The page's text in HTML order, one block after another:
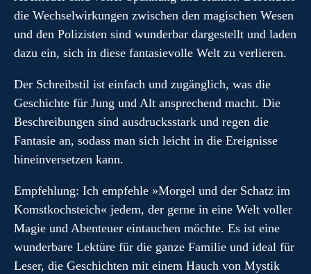
die Wechselwirkungen zwischen den magischen Wesen
und den Polizisten sind wunderbar dargestellt und laden
dazu ein, sich in diese fantasievolle Welt zu verlieren.
Der Schreibstil ist einfach und zugänglich, was die
Geschichte für Jung und Alt ansprechend macht. Die
Beschreibungen sind ausdrucksstark und regen die
Fantasie an, sodass man sich leicht in die Ereignisse
hineinversetzen kann.
Empfehlung: Ich empfehle »Morgel und der Schatz im
Komstkochsteich« jedem, der gerne in eine Welt voller
Magie und Abenteuer eintauchen möchte. Es ist eine
wunderbare Lektüre für die ganze Familie und ideal für
Leser, die Geschichten mit einem Hauch von Mystik